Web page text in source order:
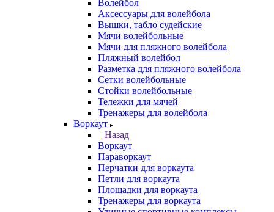
Волейбол
Аксессуары для волейбола
Вышки, табло судейские
Мячи волейбольные
Мячи для пляжного волейбола
Пляжный волейбол
Разметка для пляжного волейбола
Сетки волейбольные
Стойки волейбольные
Тележки для мячей
Тренажеры для волейбола
Воркаут
Назад
Воркаут
Параворкаут
Перчатки для воркаута
Петли для воркаута
Площадки для воркаута
Тренажеры для воркаута